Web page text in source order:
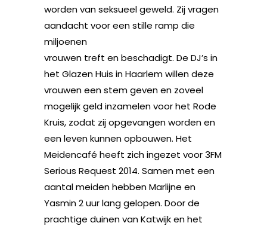
worden van seksueel geweld. Zij vragen
aandacht voor een stille ramp die
miljoenen
vrouwen treft en beschadigt. De DJ’s in
het Glazen Huis in Haarlem willen deze
vrouwen een stem geven en zoveel
mogelijk geld inzamelen voor het Rode
Kruis, zodat zij opgevangen worden en
een leven kunnen opbouwen. Het
Meidencafé heeft zich ingezet voor 3FM
Serious Request 2014. Samen met een
aantal meiden hebben Marlijne en
Yasmin 2 uur lang gelopen. Door de
prachtige duinen van Katwijk en het